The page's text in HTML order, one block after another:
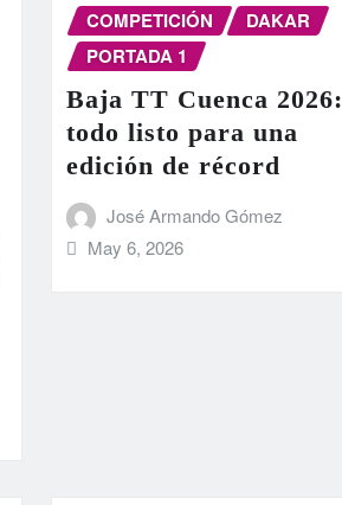
COMPETICIÓN
DAKAR
PORTADA 1
Baja TT Cuenca 2026:
todo listo para una
edición de récord
José Armando Gómez
May 6, 2026